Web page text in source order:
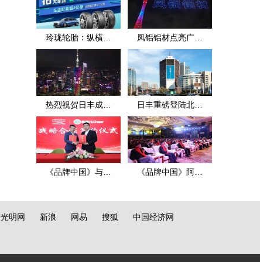
玲珑轮胎：纵横四
海
凤铝铝材点亮广州
地标
热烈祝贺日丰成立
25周年
日丰重磅登陆北京
京信大厦
《品牌中国》与氢
《品牌中国》阿米
光明网 新浪 网易 搜狐 中国经济网